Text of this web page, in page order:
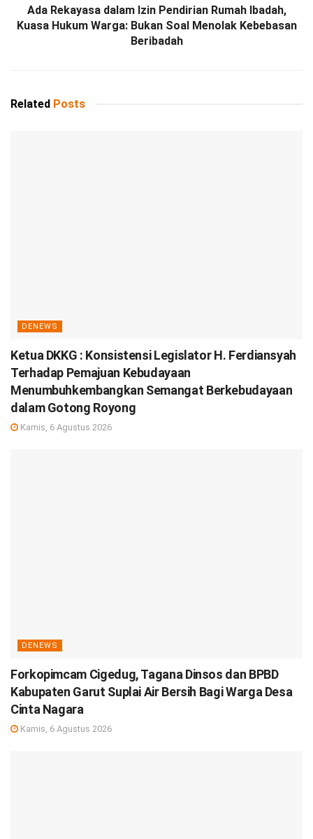
Ada Rekayasa dalam Izin Pendirian Rumah Ibadah,
Kuasa Hukum Warga: Bukan Soal Menolak Kebebasan
Beribadah
Related Posts
DENEWS
Ketua DKKG : Konsistensi Legislator H. Ferdiansyah
Terhadap Pemajuan Kebudayaan
Menumbuhkembangkan Semangat Berkebudayaan
dalam Gotong Royong
Kamis, 6 Agustus 2026
DENEWS
Forkopimcam Cigedug, Tagana Dinsos dan BPBD
Kabupaten Garut Suplai Air Bersih Bagi Warga Desa
Cinta Nagara
Kamis, 6 Agustus 2026